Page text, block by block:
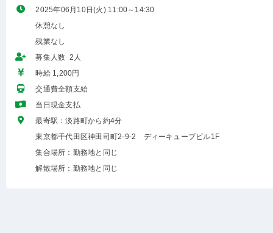
2025年06月10日(火) 11:00～14:30
休憩なし
残業なし
募集人数 2人
時給 1,200円
交通費全額支給
当日現金支払
最寄駅：淡路町から約4分
東京都千代田区神田司町2-9-2 ディーキューブビル1F
集合場所：勤務地と同じ
解散場所：勤務地と同じ